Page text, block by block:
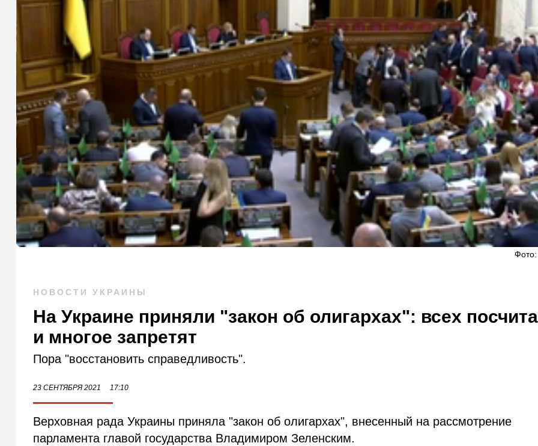
Фото:
НОВОСТИ УКРАИНЫ
На Украине приняли "закон об олигархах": всех
и многое запретят
Пора "восстановить справедливость".
23 СЕНТЯБРЯ 2021 17:10
Верховная рада Украины приняла "закон об олигархах", внесенный на рассмотрение
парламента главой государства Владимиром Зеленским.